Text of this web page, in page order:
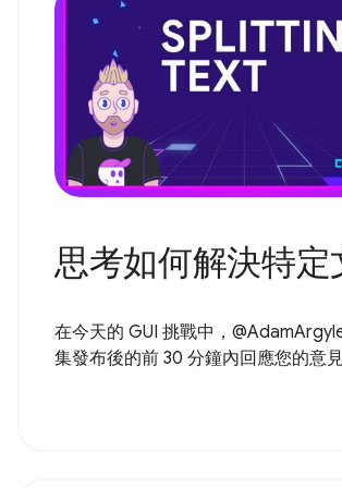
思考如何解決特定
在今天的 GUI 挑戰中，
集發布後的前 30 分鐘內回應您的意